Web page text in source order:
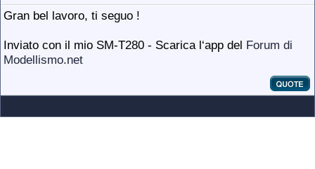
Gran bel lavoro, ti seguo !
Inviato con il mio SM-T280 - Scarica l‘app del Forum di
Modellismo.net